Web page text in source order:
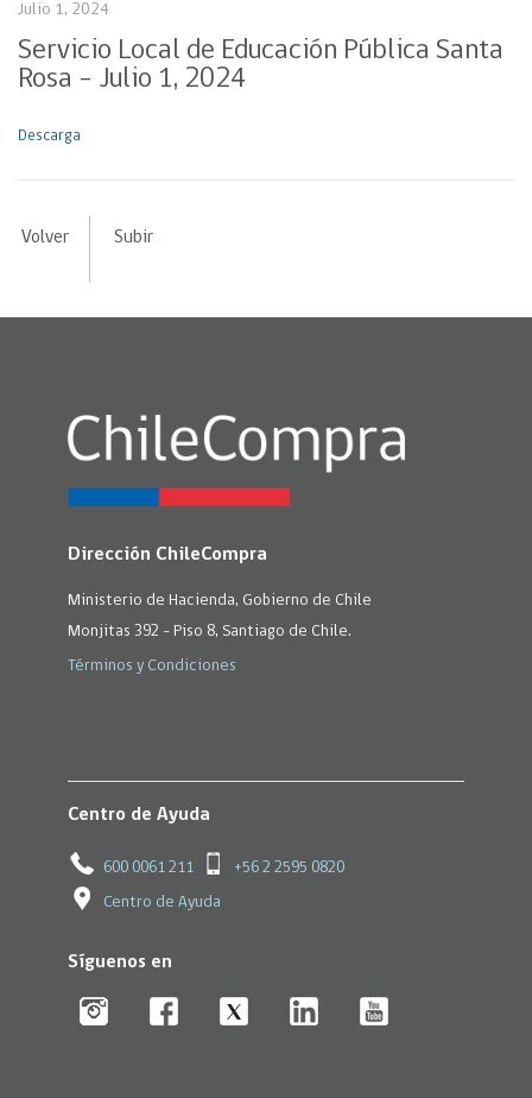
Julio 1, 2024
Servicio Local de Educación Pública Santa
Rosa – Julio 1, 2024
Descarga
Volver Subir
Dirección ChileCompra
Ministerio de Hacienda, Gobierno de Chile
Monjitas 392 - Piso 8, Santiago de Chile.
Términos y Condiciones
Centro de Ayuda
600 0061 211 +56 2 2595 0820
Centro de Ayuda
Síguenos en